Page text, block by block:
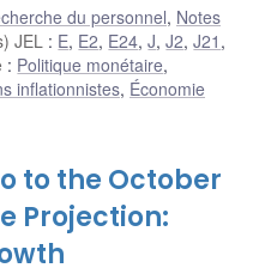
du personnel, Notes
JEL : E, E2, E24,J,J2,J21 ,
: Politique monétaire,
inflationnistes, Économie
to the October
Projection: